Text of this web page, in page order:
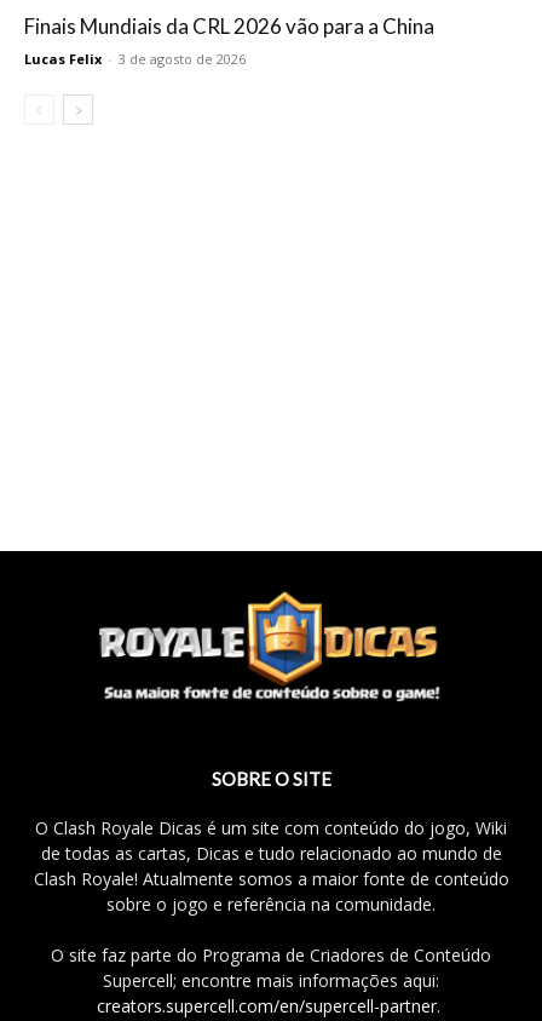
Finais Mundiais da CRL 2026 vão para a China
Lucas Felix - 3 de agosto de 2026
SOBRE O SITE
O Clash Royale Dicas é um site com conteúdo do jogo, Wiki
de todas as cartas, Dicas e tudo relacionado ao mundo de
Clash Royale! Atualmente somos a maior fonte de conteúdo
sobre o jogo e referência na comunidade.
O site faz parte do Programa de Criadores de Conteúdo
Supercell; encontre mais informações aqui:
creators.supercell.com/en/supercell-partner.